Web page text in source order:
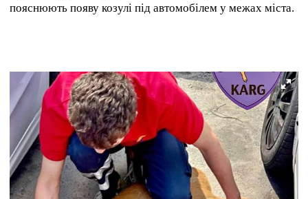
пояснюють появу козулі під автомобілем у межах міста.